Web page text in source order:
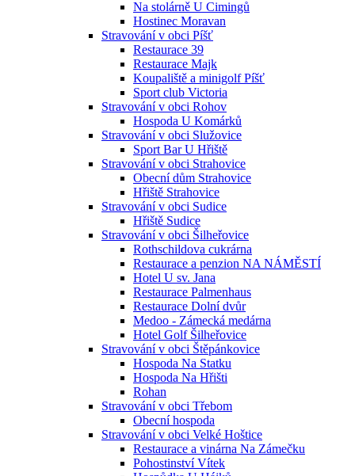
Na stolárně U Cimingů
Hostinec Moravan
Stravování v obci Píšť
Restaurace 39
Restaurace Majk
Koupaliště a minigolf Píšť
Sport club Victoria
Stravování v obci Rohov
Hospoda U Komárků
Stravování v obci Služovice
Sport Bar U Hřiště
Stravování v obci Strahovice
Obecní dům Strahovice
Hřiště Strahovice
Stravování v obci Sudice
Hřiště Sudice
Stravování v obci Šilheřovice
Rothschildova cukrárna
Restaurace a penzion NA NÁMĚSTÍ
Hotel U sv. Jana
Restaurace Palmenhaus
Restaurace Dolní dvůr
Medoo - Zámecká medárna
Hotel Golf Šilheřovice
Stravování v obci Štěpánkovice
Hospoda Na Statku
Hospoda Na Hřišti
Rohan
Stravování v obci Třebom
Obecní hospoda
Stravování v obci Velké Hoštice
Restaurace a vinárna Na Zámečku
Pohostinství Vítek